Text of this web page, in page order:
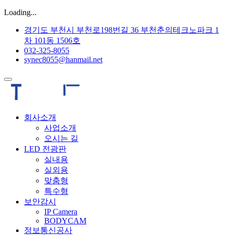
Loading...
경기도 부천시 부천로198번길 36 부천춘의테크노파크 1
차 101동 1506호
032-325-8055
synec8055@hanmail.net
회사소개
사업소개
오시는 길
LED 전광판
실내용
실외용
맞춤형
특수형
보안감시
IP Camera
BODYCAM
정보통신공사